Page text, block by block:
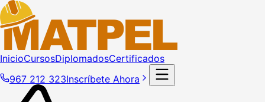
InicioCursosDiplomadosCertificados
967 212 323Inscríbete Ahora